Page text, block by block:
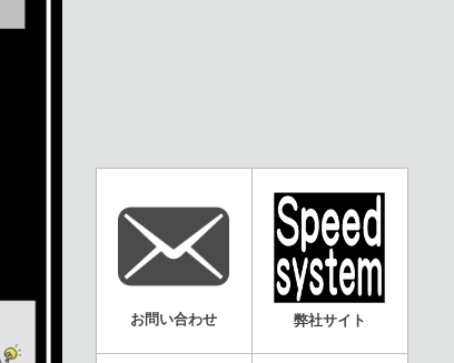
お問い合わせ 弊社サイト